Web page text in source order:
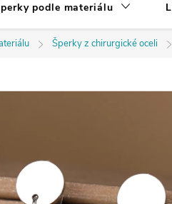
podle materiálu
Šperky z chirurgické oceli